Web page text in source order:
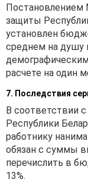
Постановлением
защиты
установлен
среднем на душу
расчете на один
7. Последствия
В соответствии
Республики
работнику
обязан с суммы
перечислить в
13%.